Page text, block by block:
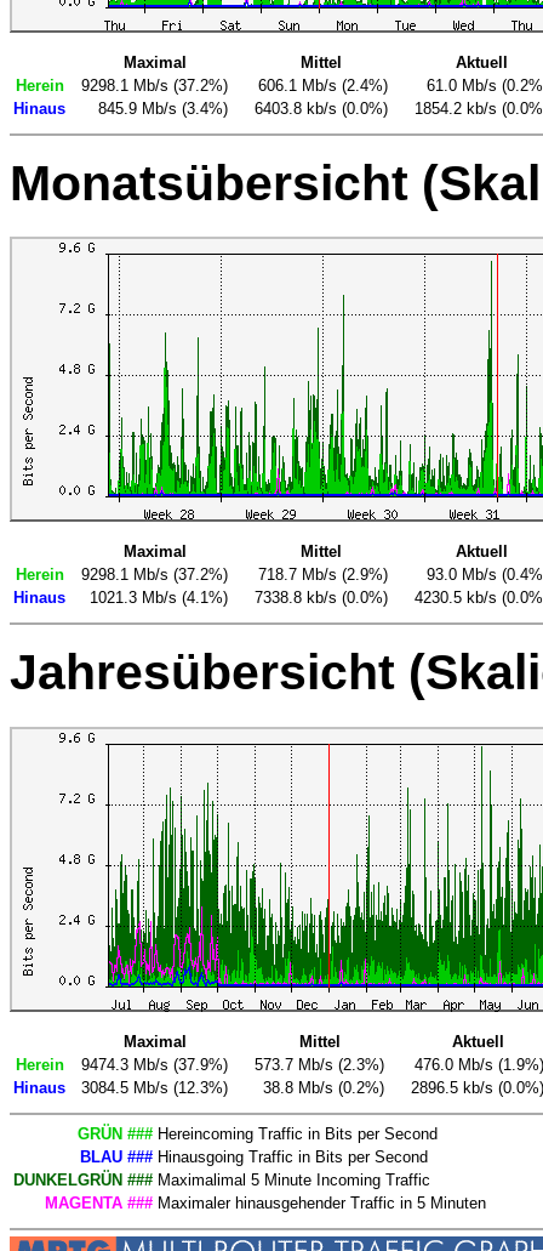
Maximal Mittel
Aktuell
Herein
9298.1 Mb/s (37.2%) 606.1 Mb/s (2.4%)
61.0 Mb/s
Hinaus
845.9 Mb/s (3.4%) 6403.8 kb/s (0.0%) 1854.2 kb/s
Monatsübersicht
Maximal Mittel
Aktuell
Herein
9298.1 Mb/s (37.2%) 718.7 Mb/s (2.9%)
93.0 Mb/s
Hinaus
1021.3 Mb/s (4.1%) 7338.8 kb/s (0.0%) 4230.5 kb/s
Jahresübersicht
Maximal Mittel
Aktuell
Herein
9474.3 Mb/s (37.9%) 573.7 Mb/s (2.3%)
476.0 Mb/s (1.9%)
Hinaus
3084.5 Mb/s (12.3%) 38.8 Mb/s (0.2%) 2896.5 kb/s (0.0%)
GRÜN ### Hereincoming Traffic in Bits per Second
BLAU ### Hinausgoing Traffic in Bits per Second
DUNKELGRÜN ### Maximalimal 5 Minute Incoming Traffic
MAGENTA ### Maximaler hinausgehender Traffic in 5 Minuten